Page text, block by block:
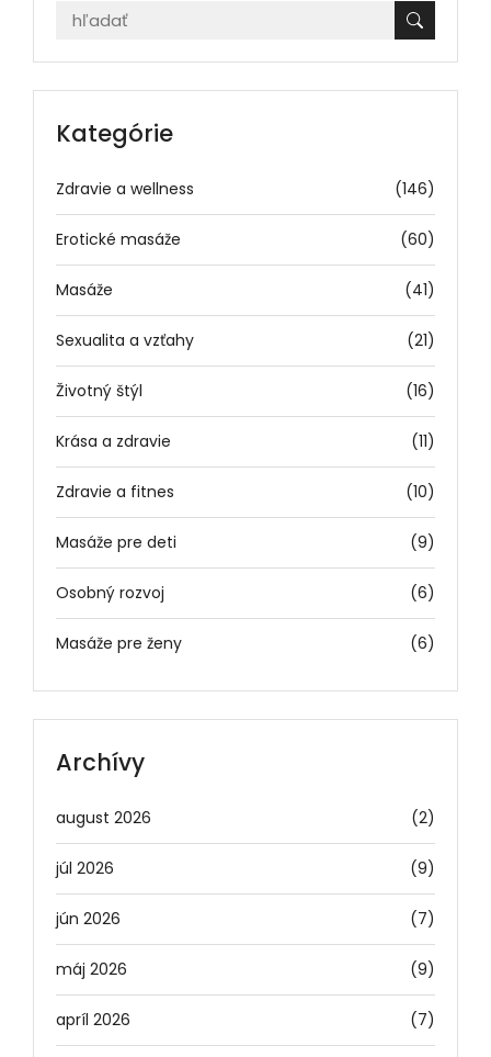
Kategórie
Zdravie a wellness (146)
Erotické masáže (60)
Masáže (41)
Sexualita a vzťahy (21)
Životný štýl (16)
Krása a zdravie (11)
Zdravie a fitnes (10)
Masáže pre deti (9)
Osobný rozvoj (6)
Masáže pre ženy (6)
Archívy
august 2026 (2)
júl 2026 (9)
jún 2026 (7)
máj 2026 (9)
apríl 2026 (7)